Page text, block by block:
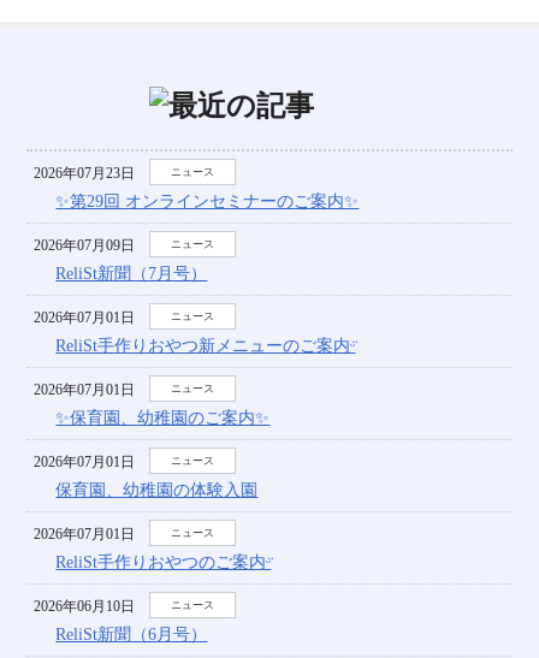
2026年07月23日 ニュース
✨第29回 オンラインセミナーのご案内✨
2026年07月09日 ニュース
ReliSt新聞（7月号）
2026年07月01日 ニュース
ReliSt手作りおやつ新メニューのご案内ᵕ̈
2026年07月01日 ニュース
✨保育園、幼稚園のご案内✨
2026年07月01日 ニュース
保育園、幼稚園の体験入園
2026年07月01日 ニュース
ReliSt手作りおやつのご案内ᵕ̈
2026年06月10日 ニュース
ReliSt新聞（6月号）